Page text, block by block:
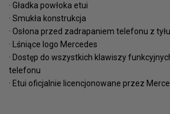
· Gładka powłoka etui
· Smukła konstrukcja
· Osłona przed zadrapaniem telefonu z
· Lśniące logo Mercedes
· Dostęp do wszystkich klawiszy
telefonu
· Etui oficjalnie licencjonowane przez